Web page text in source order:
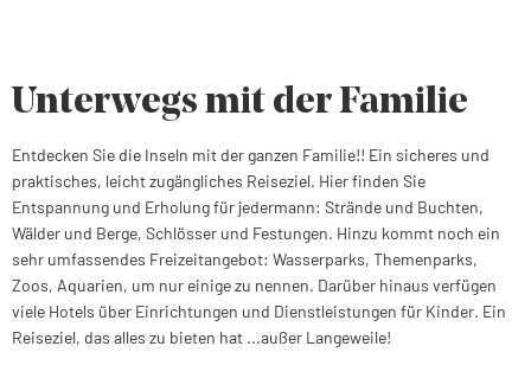
Unterwegs mit der Familie
Entdecken Sie die Inseln mit der ganzen Familie!! Ein sicheres und
praktisches, leicht zugängliches Reiseziel. Hier finden Sie
Entspannung und Erholung für jedermann: Strände und Buchten,
Wälder und Berge, Schlösser und Festungen. Hinzu kommt noch ein
sehr umfassendes Freizeitangebot: Wasserparks, Themenparks,
Zoos, Aquarien, um nur einige zu nennen. Darüber hinaus verfügen
viele Hotels über Einrichtungen und Dienstleistungen für Kinder. Ein
Reiseziel, das alles zu bieten hat ...außer Langeweile!